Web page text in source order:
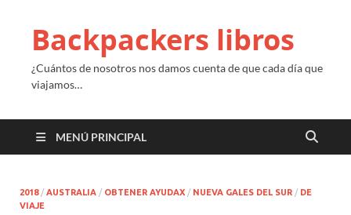
Backpackers libros
¿Cuántos de nosotros nos damos cuenta de que cada día que
viajamos…
MENÚ PRINCIPAL
2018/ AUSTRALIA / OBTENER AYUDAX / NUEVA GALES DEL SUR / DE
VIAJE